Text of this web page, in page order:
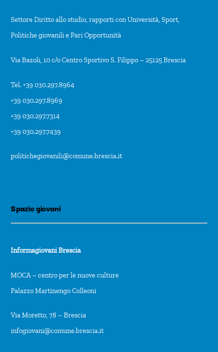
Settore Diritto allo studio, rapporti con Università, Sport,
Politiche giovanili e Pari Opportunità
Via Bazoli, 10 c/o Centro Sportivo S. Filippo – 25125 Brescia
Tel. +39 030.297.8964
+39 030.297.8969
+39 030.297.7314
+39 030.297.7439
politichegiovanili@comune.brescia.it
Spazio giovani
Informagiovani Brescia
MOCA – centro per le nuove culture
Palazzo Martinengo Colleoni
Via Moretto, 78 – Brescia
infogiovani@comune.brescia.it